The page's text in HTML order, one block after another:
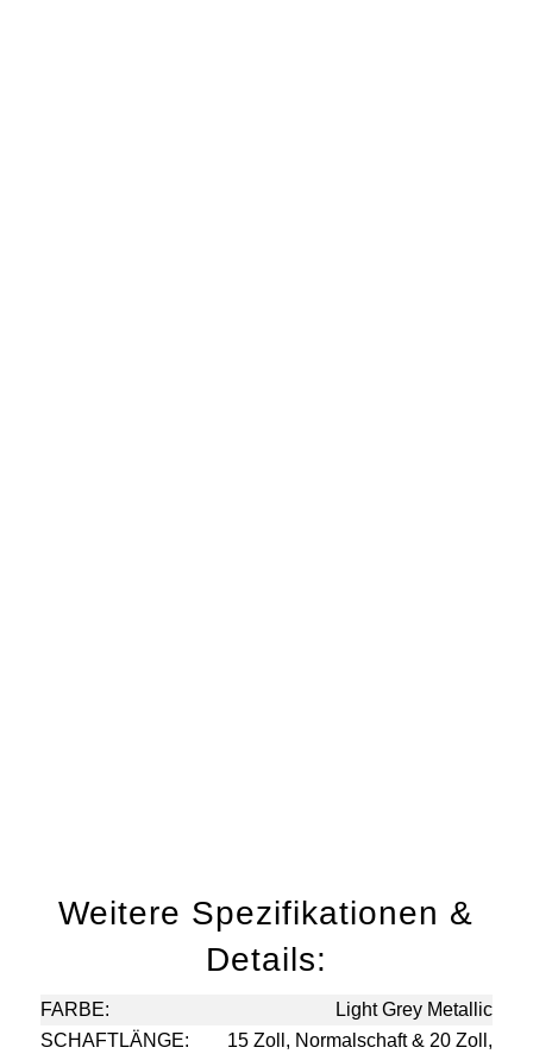
Weitere Spezifikationen &
Details:
FARBE:
Light Grey Metallic
SCHAFTLÄNGE:
15 Zoll, Normalschaft & 20 Zoll,